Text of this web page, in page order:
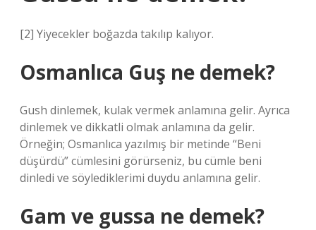
[2] Yiyecekler boğazda takılıp kalıyor.
Osmanlıca Guş ne demek?
Gush dinlemek, kulak vermek anlamına gelir. Ayrıca
dinlemek ve dikkatli olmak anlamına da gelir.
Örneğin; Osmanlıca yazılmış bir metinde “Beni
düşürdü” cümlesini görürseniz, bu cümle beni
dinledi ve söylediklerimi duydu anlamına gelir.
Gam ve gussa ne demek?